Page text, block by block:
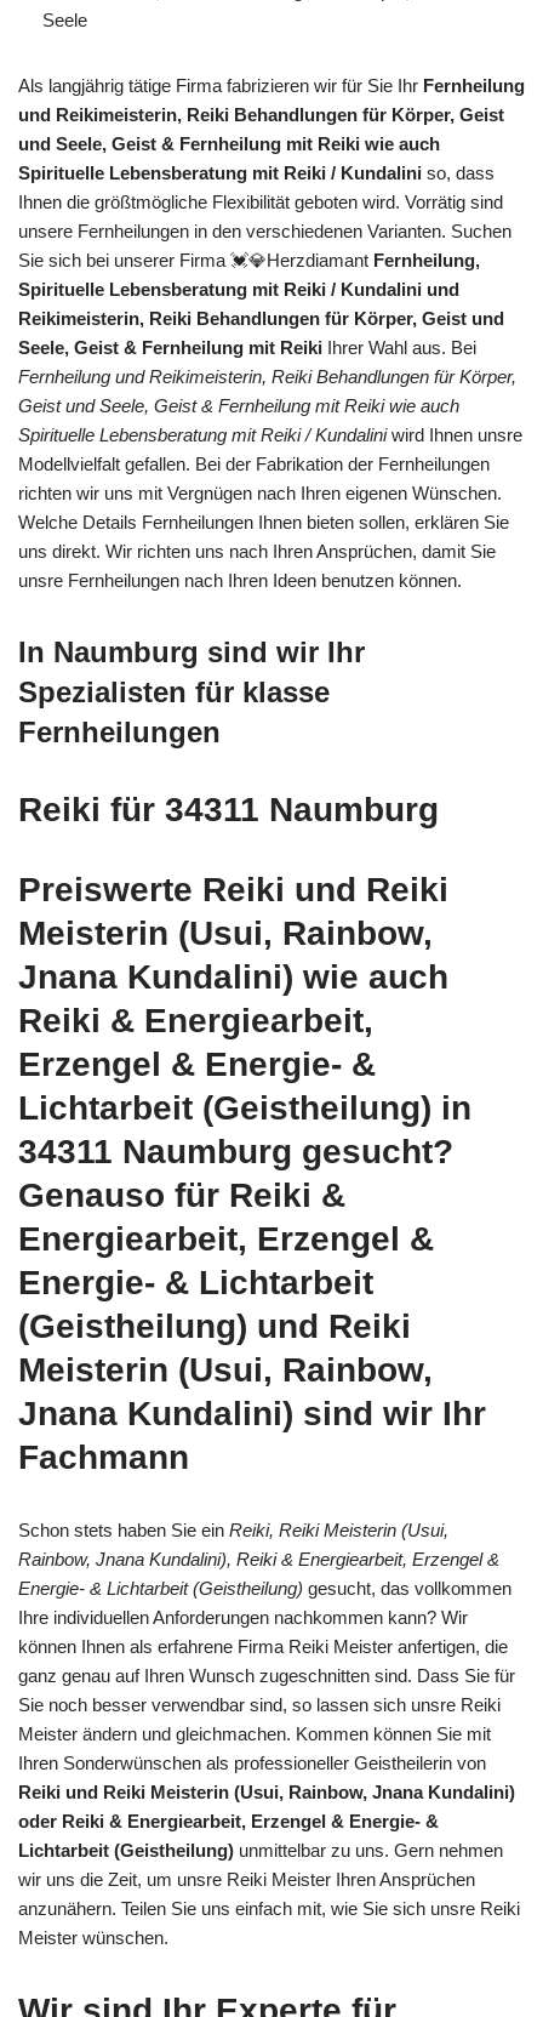
Seele
Als langjährig tätige Firma fabrizieren wir für Sie Ihr Fernheilung
und Reikimeisterin, Reiki Behandlungen für Körper, Geist
und Seele, Geist & Fernheilung mit Reiki wie auch
Spirituelle Lebensberatung mit Reiki / Kundalini so, dass
Ihnen die größtmögliche Flexibilität geboten wird. Vorrätig sind
unsere Fernheilungen in den verschiedenen Varianten. Suchen
Sie sich bei unserer Firma 💓️💎Herzdiamant Fernheilung,
Spirituelle Lebensberatung mit Reiki / Kundalini und
Reikimeisterin, Reiki Behandlungen für Körper, Geist und
Seele, Geist & Fernheilung mit Reiki Ihrer Wahl aus. Bei
Fernheilung und Reikimeisterin, Reiki Behandlungen für Körper,
Geist und Seele, Geist & Fernheilung mit Reiki wie auch
Spirituelle Lebensberatung mit Reiki / Kundaliniwird Ihnen unsre
Modellvielfalt gefallen. Bei der Fabrikation der Fernheilungen
richten wir uns mit Vergnügen nach Ihren eigenen Wünschen.
Welche Details Fernheilungen Ihnen bieten sollen, erklären Sie
uns direkt. Wir richten uns nach Ihren Ansprüchen, damit Sie
unsre Fernheilungen nach Ihren Ideen benutzen können.
In Naumburg sind wir Ihr
Spezialisten für klasse
Fernheilungen
Reiki für 34311 Naumburg
Preiswerte Reiki und Reiki
Meisterin (Usui, Rainbow,
Jnana Kundalini) wie auch
Reiki & Energiearbeit,
Erzengel & Energie- &
Lichtarbeit (Geistheilung) in
34311 Naumburg gesucht?
Genauso für Reiki &
Energiearbeit, Erzengel &
Energie- & Lichtarbeit
(Geistheilung) und Reiki
Meisterin (Usui, Rainbow,
Jnana Kundalini) sind wir Ihr
Fachmann
Schon stets haben Sie ein Reiki, Reiki Meisterin (Usui,
Rainbow, Jnana Kundalini), Reiki & Energiearbeit, Erzengel &
Energie- & Lichtarbeit (Geistheilung) gesucht, das vollkommen
Ihre individuellen Anforderungen nachkommen kann? Wir
können Ihnen als erfahrene Firma Reiki Meister anfertigen, die
ganz genau auf Ihren Wunsch zugeschnitten sind. Dass Sie für
Sie noch besser verwendbar sind, so lassen sich unsre Reiki
Meister ändern und gleichmachen. Kommen können Sie mit
Ihren Sonderwünschen als professioneller Geistheilerin von
Reiki und Reiki Meisterin (Usui, Rainbow, Jnana Kundalini)
oder Reiki & Energiearbeit, Erzengel & Energie- &
Lichtarbeit (Geistheilung) unmittelbar zu uns. Gern nehmen
wir uns die Zeit, um unsre Reiki Meister Ihren Ansprüchen
anzunähern. Teilen Sie uns einfach mit, wie Sie sich unsre Reiki
Meister wünschen.